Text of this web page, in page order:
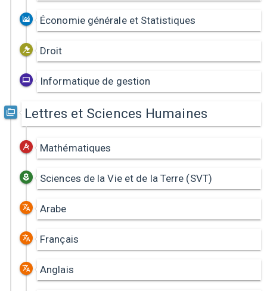
Économie générale et Statistiques
Droit
Informatique de gestion
Lettres et Sciences Humaines
Mathématiques
Sciences de la Vie et de la Terre (SVT)
Arabe
Français
Anglais